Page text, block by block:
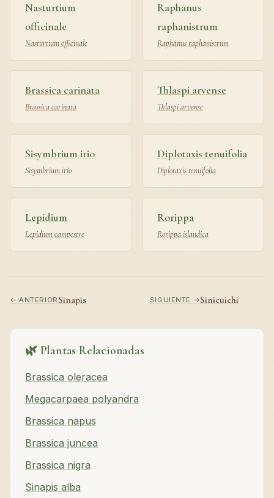
Nasturtium
officinale
Nasturtium officinale
Raphanus
raphanistrum
Raphanus raphanistrum
Brassica carinata
Brassica carinata
Thlaspi arvense
Thlaspi arvense
Sisymbrium irio
Sisymbrium irio
Diplotaxis tenuifolia
Diplotaxis tenuifolia
Lepidium
Lepidium campestre
Rorippa
Rorippa islandica
← ANTERIORSinapis SIGUIENTE →Sinicuichi
🌿 Plantas Relacionadas
Brassica oleracea
Megacarpaea polyandra
Brassica napus
Brassica juncea
Brassica nigra
Sinapis alba